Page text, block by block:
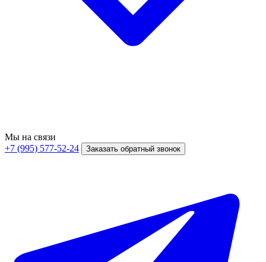
Мы на связи
+7 (995) 577-52-24
Заказать обратный звонок